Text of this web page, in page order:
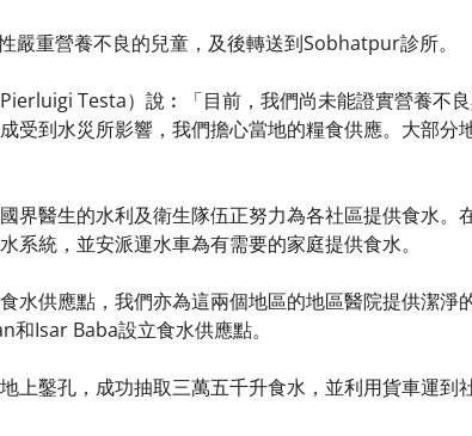
重營養不良的兒童，及後轉送到Sobhatpur診所。
Testa）說︰「目前，我們尚未能證實營養不
受到水災所影響，我們擔心當地的糧食供應。大部分
界醫生的水利及衛生隊伍正努力為各社區提供食水。
統，並安派運水車為有需要的家庭提供食水。
水供應點，我們亦為這兩個地區的地區醫院提供潔淨
Isar Baba設立食水供應點。
上鑿孔，成功抽取三萬五千升食水，並利用貨車運到